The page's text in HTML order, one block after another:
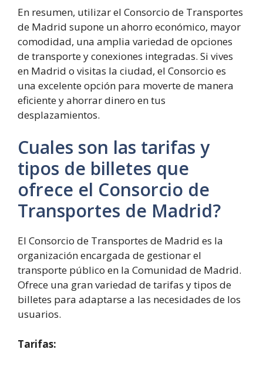
En resumen, utilizar el Consorcio de Transportes
de Madrid supone un ahorro económico, mayor
comodidad, una amplia variedad de opciones
de transporte y conexiones integradas. Si vives
en Madrid o visitas la ciudad, el Consorcio es
una excelente opción para moverte de manera
eficiente y ahorrar dinero en tus
desplazamientos.
Cuales son las tarifas y
tipos de billetes que
ofrece el Consorcio de
Transportes de Madrid?
El Consorcio de Transportes de Madrid es la
organización encargada de gestionar el
transporte público en la Comunidad de Madrid.
Ofrece una gran variedad de tarifas y tipos de
billetes para adaptarse a las necesidades de los
usuarios.
Tarifas: